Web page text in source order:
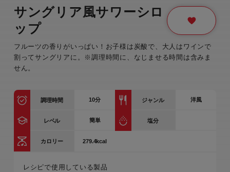
サングリア風サワーシロ
ップ
フルーツの香りがいっぱい！お子様は炭酸で、大人はワインで
割ってサングリアに。※調理時間に、なじませる時間は含みま
せん。
調理時間 10分 ジャンル 洋風
レベル 簡単 塩分
カロリー 279.4kcal
レシピで使用している製品